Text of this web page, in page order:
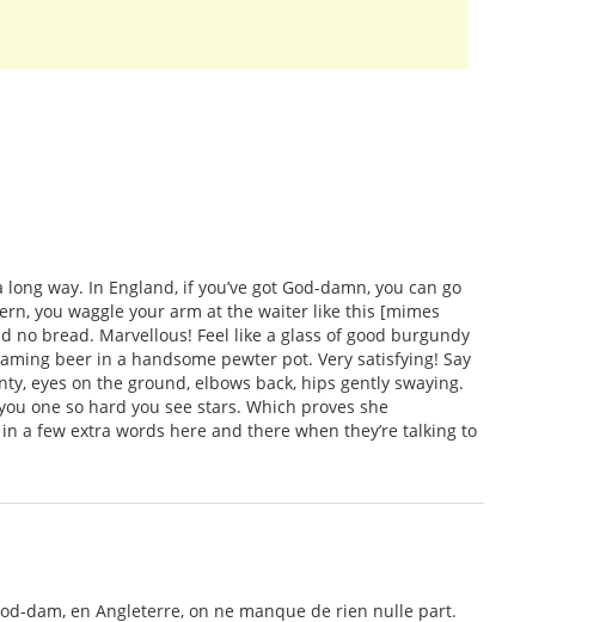
way. In England, if you’ve got God-damn, you can go
you waggle your arm at the waiter like this [mimes
bread. Marvellous! Feel like a glass of good burgundy
beer in a handsome pewter pot. Very satisfying! Say
eyes on the ground, elbows back, hips gently swaying.
one so hard you see stars. Which proves she
a few extra words here and there when they’re talking to
dam, en Angleterre, on ne manque de rien nulle part.